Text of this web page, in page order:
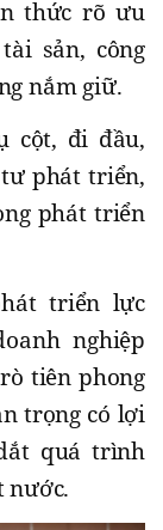
thức rõ ưu
sản, công
nắm giữ.
cột, đi đầu,
phát triển,
phát triển
triển lực
nghiệp
tiên phong
trọng có lợi
quá trình
nước.